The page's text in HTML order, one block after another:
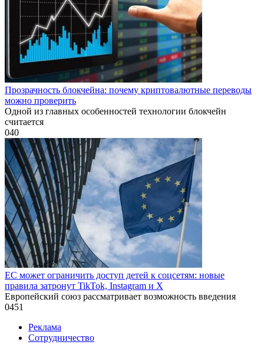
Прозрачность блокчейна: почему криптовалютные переводы
можно проверить
Одной из главных особенностей технологии блокчейн
считается
040
ЕС может ограничить доступ детей к соцсетям: новые
правила затронут TikTok, Instagram и X
Европейский союз рассматривает возможность введения
0451
Реклама
Сотрудничество